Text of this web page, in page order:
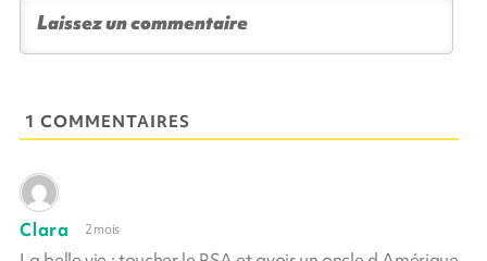
1 COMMENTAIRES
Clara 2 mois